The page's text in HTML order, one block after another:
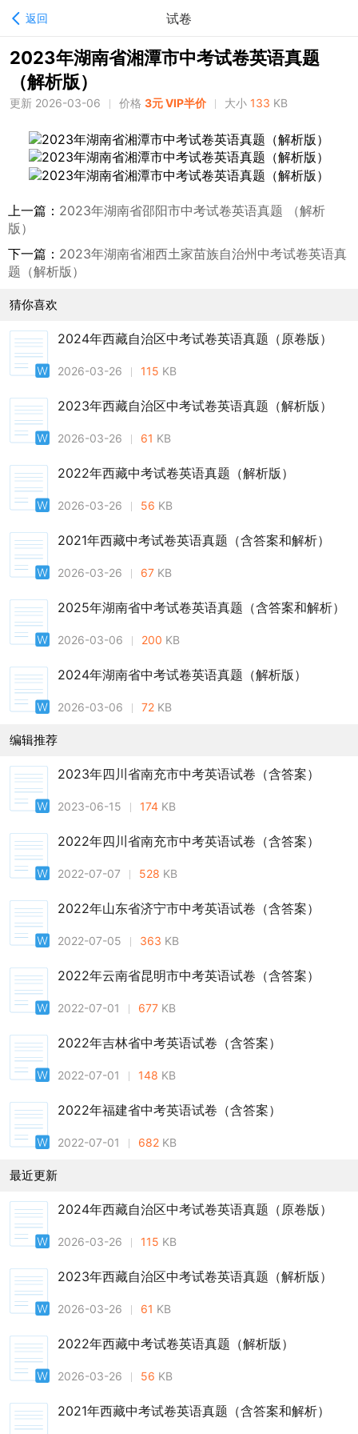
返回 试卷
2023年湖南省湘潭市中考试卷英语真题
（解析版）
更新 2026-03-06 价格 3元 VIP半价 大小 133 KB
上一篇： 2023年湖南省邵阳市中考试卷英语真题 （解析
版）
下一篇： 2023年湖南省湘西土家苗族自治州中考试卷英语真
题（解析版）
猜你喜欢
2024年西藏自治区中考试卷英语真题（原卷版）
2026-03-26 115 KB
2023年西藏自治区中考试卷英语真题（解析版）
2026-03-26 61 KB
2022年西藏中考试卷英语真题（解析版）
2026-03-26 56 KB
2021年西藏中考试卷英语真题（含答案和解析）
2026-03-26 67 KB
2025年湖南省中考试卷英语真题（含答案和解析）
2026-03-06 200 KB
2024年湖南省中考试卷英语真题（解析版）
2026-03-06 72 KB
编辑推荐
2023年四川省南充市中考英语试卷（含答案）
2023-06-15 174 KB
2022年四川省南充市中考英语试卷（含答案）
2022-07-07 528 KB
2022年山东省济宁市中考英语试卷（含答案）
2022-07-05 363 KB
2022年云南省昆明市中考英语试卷（含答案）
2022-07-01 677 KB
2022年吉林省中考英语试卷（含答案）
2022-07-01 148 KB
2022年福建省中考英语试卷（含答案）
2022-07-01 682 KB
最近更新
2024年西藏自治区中考试卷英语真题（原卷版）
2026-03-26 115 KB
2023年西藏自治区中考试卷英语真题（解析版）
2026-03-26 61 KB
2022年西藏中考试卷英语真题（解析版）
2026-03-26 56 KB
2021年西藏中考试卷英语真题（含答案和解析）